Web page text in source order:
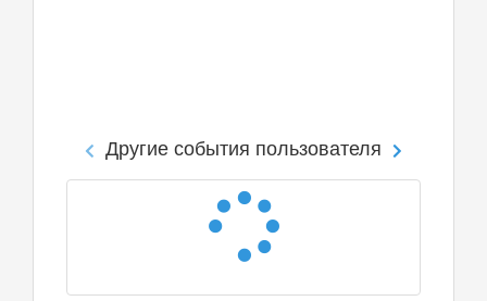
Другие события пользователя